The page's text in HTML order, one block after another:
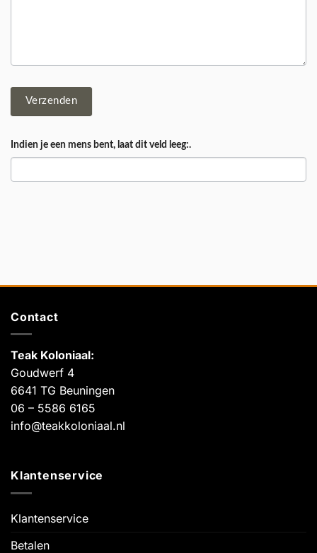
Verzenden
Indien je een mens bent, laat dit veld leeg:.
Contact
Teak Koloniaal:
Goudwerf 4
6641 TG Beuningen
06 – 5586 6165
info@teakkoloniaal.nl
Klantenservice
Klantenservice
Betalen